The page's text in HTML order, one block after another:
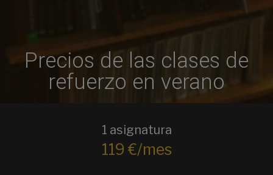
Precios de las clases de
refuerzo en verano
1 asignatura
119 €/mes